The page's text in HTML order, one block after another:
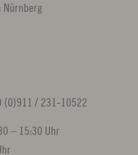
Nürnberg
(0)911 / 231-10522
– 15:30 Uhr